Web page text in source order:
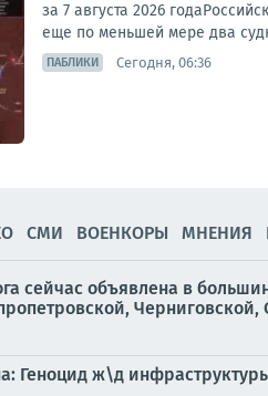
за 7 августа 2026
еще по меньшей мере два
ПАБЛИКИ Сегодня, 06:36
СМИ ВОЕНКОРЫ МНЕНИЯ
сейчас объявлена в
Черниговской,
Геноцид ж\д